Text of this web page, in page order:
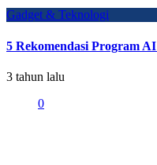
Gadget & Teknologi
5 Rekomendasi Program
3 tahun lalu
0